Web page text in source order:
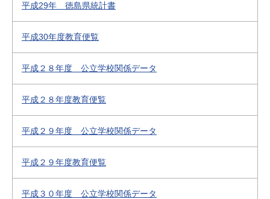
平成29年 徳島県統計書
平成30年度教育便覧
平成２８年度 公立学校関係データ
平成２８年度教育便覧
平成２９年度 公立学校関係データ
平成２９年度教育便覧
平成３０年度 公立学校関係データ